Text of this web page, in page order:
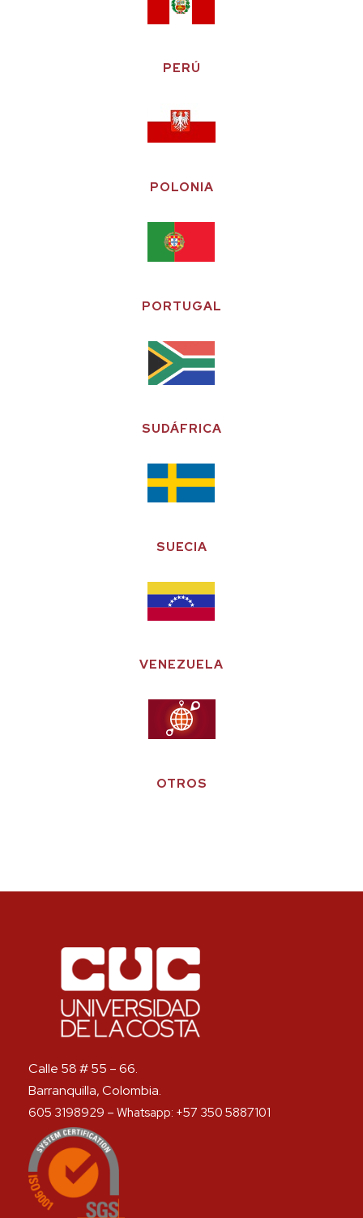
PERÚ
POLONIA
PORTUGAL
SUDÁFRICA
SUECIA
VENEZUELA
OTROS
Calle 58 # 55 – 66.
Barranquilla, Colombia.
605 3198929 – Whatsapp: +57 350 5887101